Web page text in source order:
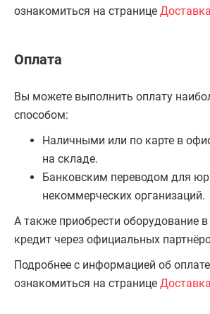
ознакомиться на странице
Оплата
Вы можете выполнить оплату
способом:
Наличными или по карте в
на складе.
Банковским переводом для
некоммерческих организаций.
А также приобрести оборудование в
кредит через официальных
Подробнее с информацией об
ознакомиться на странице